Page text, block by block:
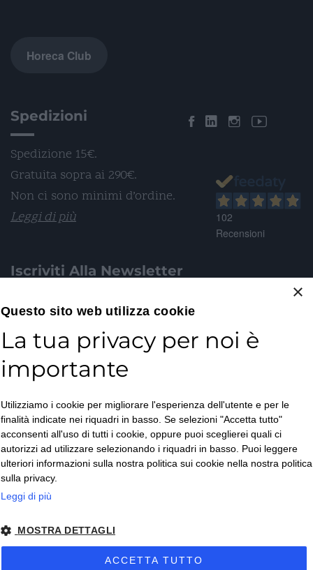
Horeca Club
Spedizioni
Spedizione 15€.
Gratuita sopra ai 290€.
Non ci sono minimi d’ordine.
Leggi di più
Iscriviti Alla Newsletter
Email*
Privacy Policy*
ISCRIVITI
102
Recensioni
Copyright © 2026. All Rights Reserved.
– Condizioni di Vendita
×
Questo sito web utilizza cookie
La tua privacy per noi è
importante
Utilizziamo i cookie per migliorare l'esperienza dell'utente e per le
finalità indicate nei riquadri in basso. Se selezioni "Accetta tutto"
acconsenti all'uso di tutti i cookie, oppure puoi sceglierei quali ci
autorizzi ad utilizzare selezionando i riquadri in basso. Puoi leggere
ulteriori informazioni sulla nostra politica sui cookie nella nostra politica
sulla privacy.
Leggi di più
MOSTRA DETTAGLI
ACCETTA TUTTO